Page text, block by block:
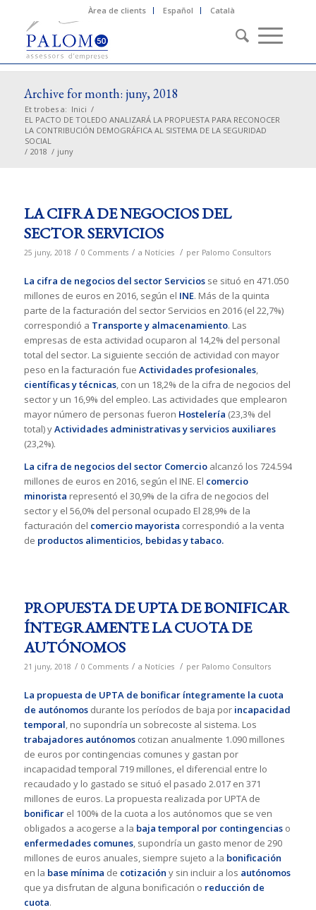
Àrea de clients Español Català
Archive for month: juny, 2018
Et trobes a: Inici /
EL PACTO DE TOLEDO ANALIZARÁ LA PROPUESTA PARA RECONOCER
LA CONTRIBUCIÓN DEMOGRÁFICA AL SISTEMA DE LA SEGURIDAD
SOCIAL
/ 2018 / juny
LA CIFRA DE NEGOCIOS DEL
SECTOR SERVICIOS
25 juny, 2018 / 0 Comments / a Notícies / per Palomo Consultors
La cifra de negocios del sector Serviciosse situó en 471.050
millones de euros en 2016, según el INE. Más de la quinta
parte de la facturación del sector Servicios en 2016 (el 22,7%)
correspondió a Transporte y almacenamiento. Las
empresas de esta actividad ocuparon al 14,2% del personal
total del sector. La siguiente sección de actividad con mayor
peso en la facturación fue Actividades profesionales,
científicas y técnicas, con un 18,2% de la cifra de negocios del
sector y un 16,9% del empleo. Las actividades que emplearon
mayor número de personas fueron Hostelería (23,3% del
total) yActividades administrativas y servicios auxiliares
(23,2%).
La cifra de negocios del sector Comercioalcanzó los 724.594
millones de euros en 2016, según el INE. El comercio
minorista representó el 30,9% de la cifra de negocios del
sector y el 56,0% del personal ocupado El 28,9% de la
facturación del comercio mayorista correspondió a la venta
de productos alimenticios, bebidas y tabaco.
PROPUESTA DE UPTA DE BONIFICAR
ÍNTEGRAMENTE LA CUOTA DE
AUTÓNOMOS
21 juny, 2018 / 0 Comments / a Notícies / per Palomo Consultors
La propuesta de UPTA de bonificar íntegramente la cuota
de autónomosdurante los períodos de baja por incapacidad
temporal, no supondría un sobrecoste al sistema. Los
trabajadores autónomoscotizan anualmente 1.090 millones
de euros por contingencias comunes y gastan por
incapacidad temporal 719 millones, el diferencial entre lo
recaudado y lo gastado se situó el pasado 2.017 en 371
millones de euros. La propuesta realizada por UPTA de
bonificarel 100% de la cuota a los autónomos que se ven
obligados a acogerse a la baja temporal por contingenciaso
enfermedades comunes, supondría un gasto menor de 290
millones de euros anuales, siempre sujeto a la bonificación
en la base mínima de cotización y sin incluir a los autónomos
que ya disfrutan de alguna bonificación o reducción de
cuota.